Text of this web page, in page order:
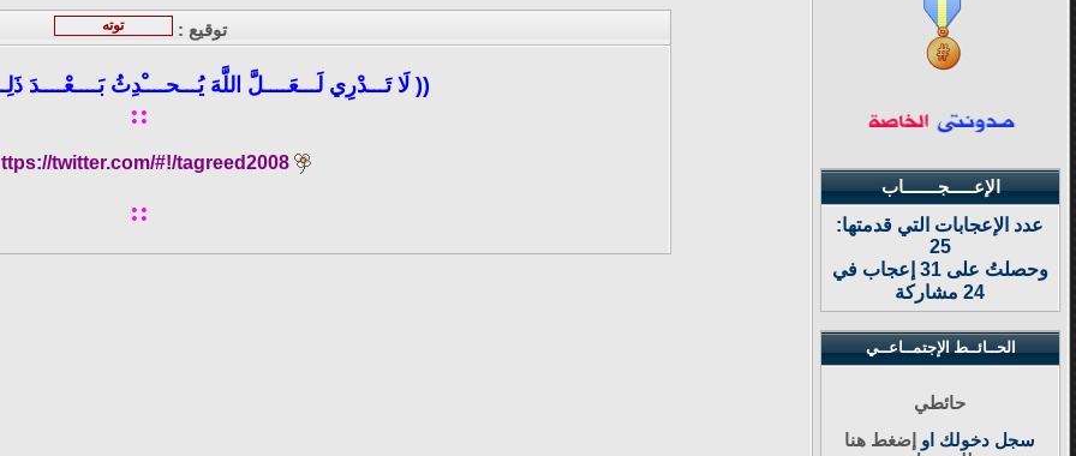
الإعـــــجـــــــاب
عدد الإعجابات التي قدمتها:
25
وحصلتُ على 31 إعجاب في
24 مشاركة
الحــائــط الإجتمــاعــي
حائطي
سجل دخولك او إضغط هنا
توقيع : توته
(( لَا تَـــدْرِي لَـــعَــــلَّ اللَّهَ يُـــحــــْدِثُ بَــــعْــــدَ
::
twitter.com/#!/tagreed2008
::